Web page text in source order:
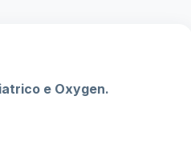
e Oxygen.